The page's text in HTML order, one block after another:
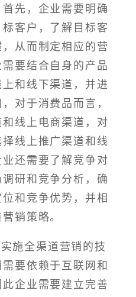
先，企业需要明确
客户，了解目标客
从而制定相应的营
要结合自身的产品
和线下渠道，并进
对于消费品而言，
线上电商渠道，对
线上推广渠道和线
业还需要了解竞争对
研和竞争分析，确
和竞争优势，并相
销策略。
施全渠道营销的技
要依赖于互联网和
企业需要建立完善